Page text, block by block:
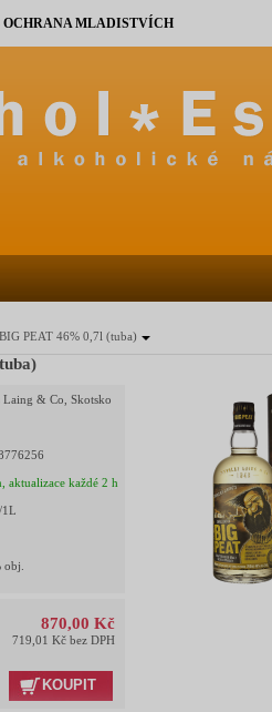
BIG PEAT 46% 0,7l (tuba)
Laing & Co, Skotsko
aktualizace každé 2 h
1L
obj.
870,00 Kč
719,01 Kč bez DPH
KOUPIT
MLADISTVÍCH